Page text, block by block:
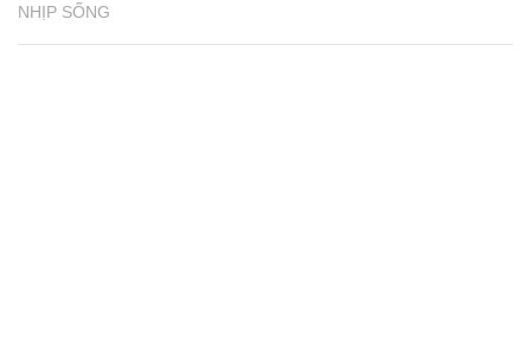
NHỊP SỐNG